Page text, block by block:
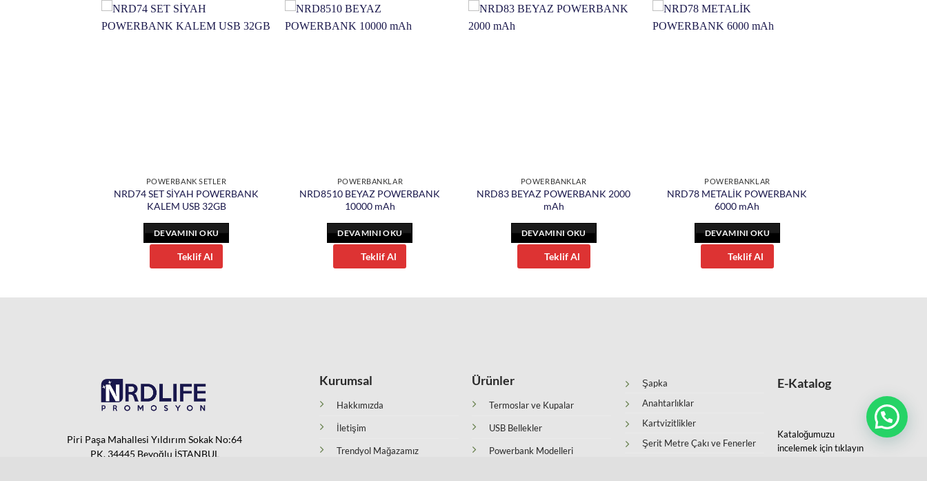
POWERBANK SETLER
NRD74 SET SİYAH POWERBANK
KALEM USB 32GB
DEVAMINI OKU
Teklif Al
POWERBANKLAR
NRD8510 BEYAZ POWERBANK
10000 mAh
DEVAMINI OKU
Teklif Al
POWERBANKLAR
NRD83 BEYAZ POWERBANK 2000
mAh
DEVAMINI OKU
Teklif Al
POWERBANKLAR
NRD78 METALİK POWERBANK
6000 mAh
DEVAMINI OKU
Teklif Al
Piri Paşa Mahallesi Yıldırım Sokak No:64
PK. 34445 Beyoğlu İSTANBUL
Kurumsal
Hakkımızda
İletişim
Trendyol Mağazamız
Ürünler
Termoslar ve Kupalar
USB Bellekler
Powerbank Modelleri
Şapka
Anahtarlıklar
Kartvizitlikler
Şerit Metre Çakı ve Fenerler
E-Katalog
Kataloğumuzu
incelemek için tıklayın